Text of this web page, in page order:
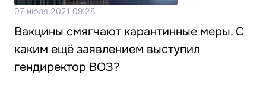
07 июля 2021 09:28
Вакцины смягчают карантинные меры. С
каким ещё заявлением выступил
гендиректор ВОЗ?